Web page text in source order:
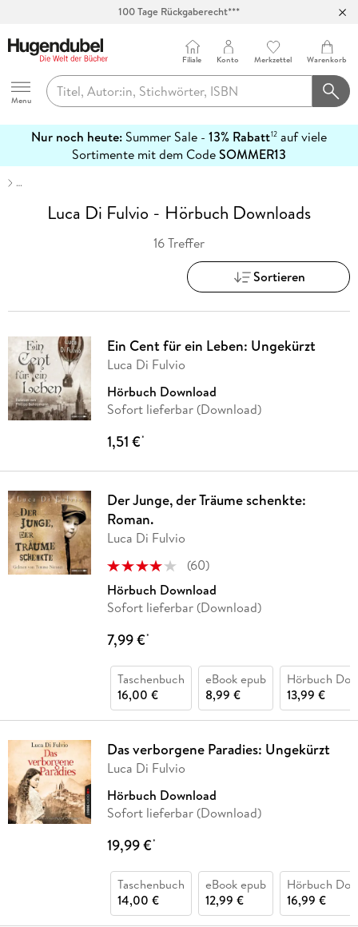
100 Tage Rückgaberecht***
Hugendubel
Menu
Filiale Konto Merkzettel Warenkorb
Nur noch heute: Summer Sale - 13% Rabatt12 auf viele
Sortimente mit dem CodeSOMMER13
erfahren
…
Luca Di Fulvio - Hörbuch Downloads
16 Treffer
Sortieren
Ein Cent für ein Leben: Ungekürzt
Luca Di Fulvio
Hörbuch Download
Sofort lieferbar (Download)
1,51 €*
Der Junge, der Träume schenkte:
Roman.
Luca Di Fulvio
(60)
Hörbuch Download
Sofort lieferbar (Download)
7,99 €*
Taschenbuch
16,00 €
eBook epub
8,99 €
Hörbuch
13,99 €
Das verborgene Paradies: Ungekürzt
Luca Di Fulvio
Hörbuch Download
Sofort lieferbar (Download)
19,99 €*
Taschenbuch
14,00 €
eBook epub
12,99 €
Hörbuch
16,99 €